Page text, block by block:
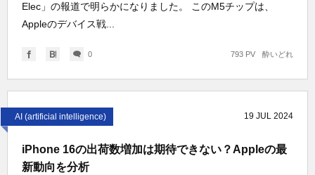
Elec」の報道で明らかになりました。 このM5チップは、
Appleのデバイス戦...
0 酔いどれ
793 PV
AI (artificial intelligence) 19 JUL 2024
iPhone 16の出荷数増加は期待できない？Appleの最
新動向を分析